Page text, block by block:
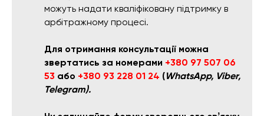
можуть надати кваліфіковану підтримку в
арбітражному процесі.
Для отримання консультації можна
звертатись за номерами +380 97 507 06
53 або +380 93 228 01 24 (WhatsApp, Viber,
Telegram).